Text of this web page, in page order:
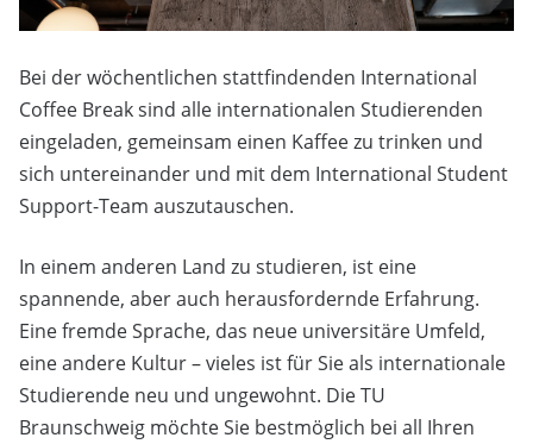
Bei der wöchentlichen stattfindenden International
Coffee Break sind alle internationalen Studierenden
eingeladen, gemeinsam einen Kaffee zu trinken und
sich untereinander und mit dem International Student
Support-Team auszutauschen.
In einem anderen Land zu studieren, ist eine
spannende, aber auch herausfordernde Erfahrung.
Eine fremde Sprache, das neue universitäre Umfeld,
eine andere Kultur – vieles ist für Sie als internationale
Studierende neu und ungewohnt. Die TU
Braunschweig möchte Sie bestmöglich bei all Ihren